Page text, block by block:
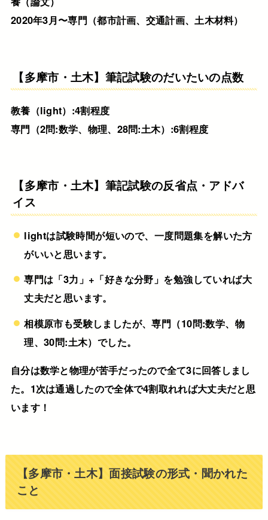
2020年3月〜専門（都市計画、交通計画、土木材料）
【多摩市・土木】筆記試験のだいたいの点数
教養（light）:4割程度
専門（2問:数学、物理、28問:土木）:6割程度
【多摩市・土木】筆記試験の反省点・アドバ
イス
lightは試験時間が短いので、一度問題集を解いた方
がいいと思います。
専門は「3力」+「好きな分野」を勉強していれば大
丈夫だと思います。
相模原市も受験しましたが、専門（10問:数学、物
理、30問:土木）でした。
自分は数学と物理が苦手だったので全て3に回答しまし
た。1次は通過したので全体で4割取れれば大丈夫だと思
います！
【多摩市・土木】面接試験の形式・聞かれた
こと